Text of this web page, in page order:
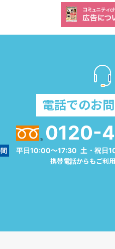
電話でのお
0120-
平日10:00～17:30 土・祝日
携帯電話からもご利